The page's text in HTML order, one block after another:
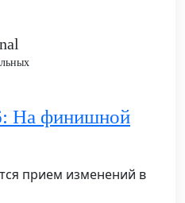
На финишной
прием изменений в